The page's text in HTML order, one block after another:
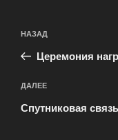
по
записям
Предыдущая
запись:
НАЗАД
Церемония
Следующая
запись
ДАЛЕЕ
Спутниковая